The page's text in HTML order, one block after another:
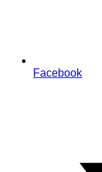
Facebook